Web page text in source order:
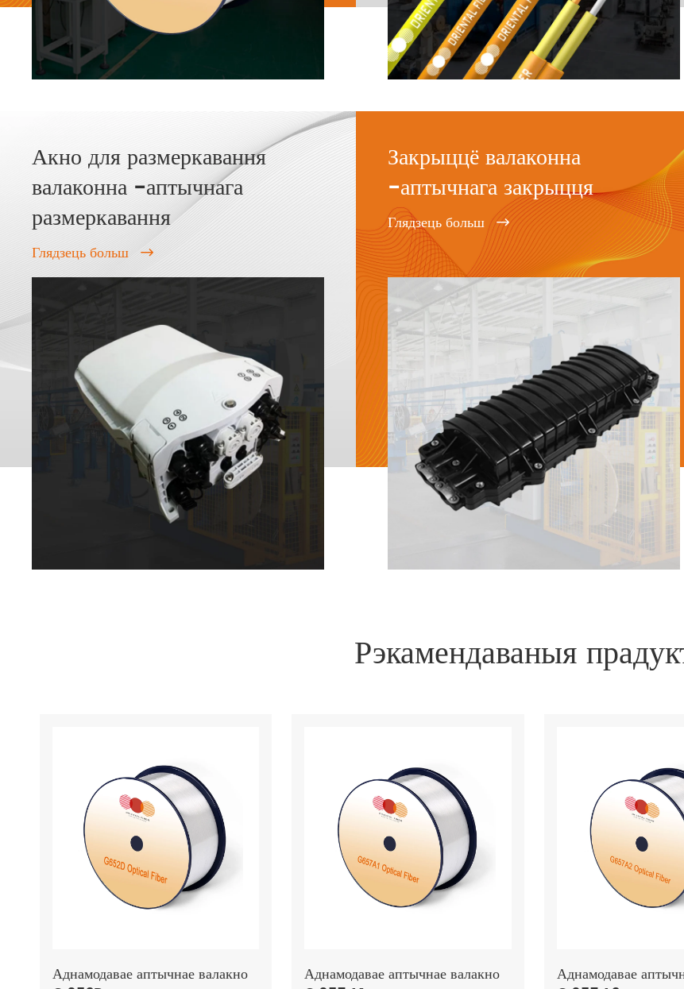
Акно для размеркавання
валаконна -аптычнага
размеркавання
Глядзець больш 
Закрыццё валаконна
-аптычнага закрыцця
Глядзець больш 
Рэкамендаваныя
Аднамодавае аптычнае валакно
Аднамодавае аптычнае валакно
Аднамодавае